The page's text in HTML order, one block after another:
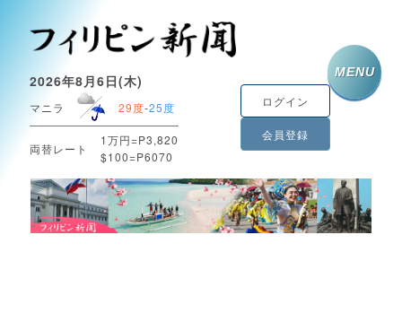
2026年8月6日(木)
マニラ 29度-25度
両替レート
1万円=P3,820
$100=P6070
ログイン
会員登録
MENU